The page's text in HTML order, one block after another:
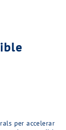
per accelerar